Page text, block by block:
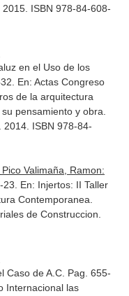
ISBN 978-84-608-
en el Uso de los
En: Actas Congreso
de la arquitectura
pensamiento y obra
2014. ISBN 978-84-
Valimaña, Ramon:
En: Injertos: II Taller
Contemporanea
de Construccion.
Caso de A.C. Pag. 655-
Internacional las